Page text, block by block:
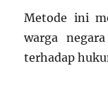
Metode ini
warga
terhadap